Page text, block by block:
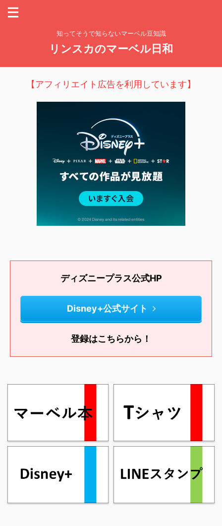
知ってそうで知らないマーベル豆知識
リンスカのマーベル日和
【アフィリエイト広告を利用しています】
ディズニープラス公式HP
Disney+公式サイト
登録はこちらから！